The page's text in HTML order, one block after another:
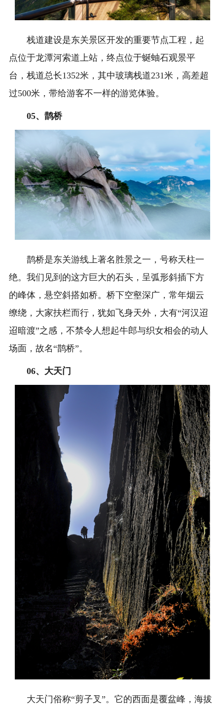
栈道建设是东关景区开发的重要节点工程，起
点位于龙潭河索道上站，终点位于蜒蚰石观景平
台，栈道总长1352米，其中玻璃栈道231米，高差超
过500米，带给游客不一样的游览体验。
05、 鹊桥
鹊桥是东关游线上著名胜景之一，号称天柱一
绝。我们见到的这方巨大的石头，呈弧形斜插下方
的峰体，悬空斜搭如桥。桥下空壑深广，常年烟云
缭绕，大家扶栏而行，犹如飞身天外，大有“河汉迢
迢暗渡”之感，不禁令人想起牛郎与织女相会的动人
场面，故名“鹊桥”。
06、 大天门
大天门俗称“剪子叉”。它的西面是覆盆峰，海拔